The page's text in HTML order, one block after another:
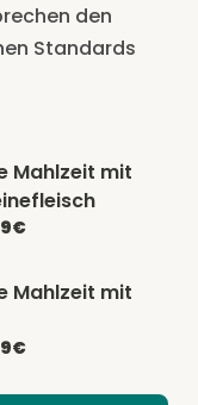
den
Standards
-20% mit CATCHEF20
Mahlzeit mit
-20% mit CATCHEF20
Mahlzeit mit